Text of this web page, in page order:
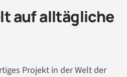
auf alltägliche
Projekt in der Welt der